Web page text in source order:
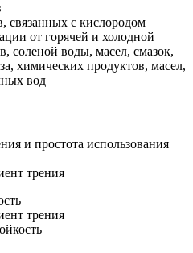
связанных с кислородом
от горячей и холодной
соленой воды, масел, смазок,
химических продуктов, масел,
вод
и простота использования
трения
трения